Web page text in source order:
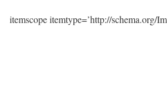
itemscope itemtype=’http://schema.org/